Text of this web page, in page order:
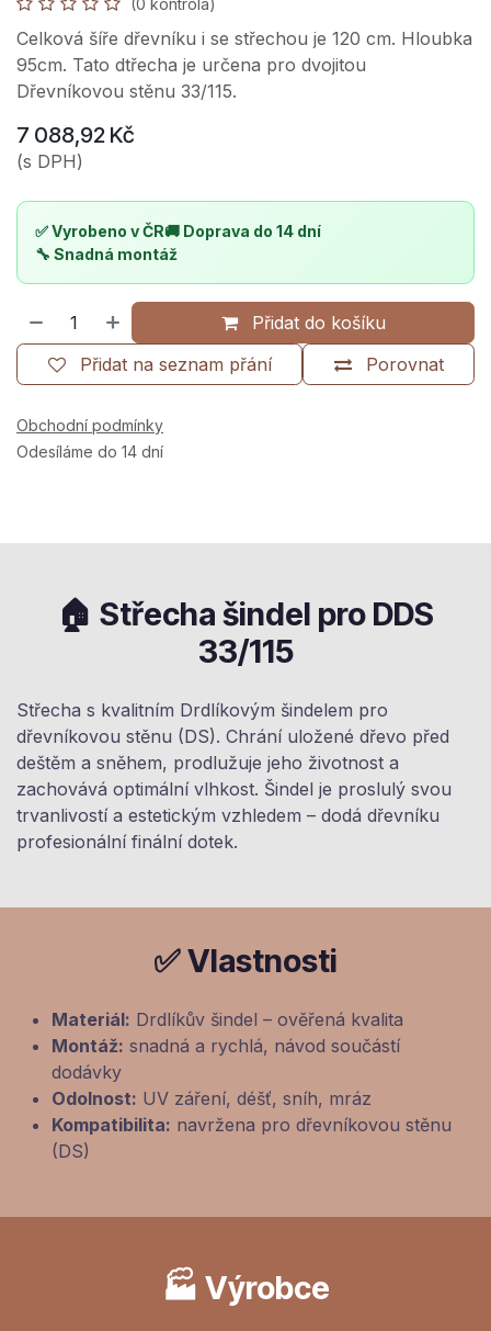
Celková šíře dřevníku i se střechou je 120 cm. Hloubka
95cm. Tato dtřecha je určena pro dvojitou
Dřevníkovou stěnu 33/115.
7 088,92 Kč
(s DPH)
✅ Vyrobeno v ČR🚚 Doprava do 14 dní
🔧 Snadná montáž
Přidat do košíku
Porovnat
Přidat na seznam přání
Obchodní podmínky
Odesíláme do 14 dní
🏠 Střecha šindel pro DDS
33/115
Střecha s kvalitním Drdlíkovým šindelem pro
dřevníkovou stěnu (DS). Chrání uložené dřevo před
deštěm a sněhem, prodlužuje jeho životnost a
zachovává optimální vlhkost. Šindel je proslulý svou
trvanlivostí a estetickým vzhledem – dodá dřevníku
profesionální finální dotek.
✅ Vlastnosti
Materiál: Drdlíkův šindel – ověřená kvalita
Montáž: snadná a rychlá, návod součástí
dodávky
Odolnost: UV záření, déšť, sníh, mráz
Kompatibilita: navržena pro dřevníkovou stěnu
(DS)
🏭 Výrobce